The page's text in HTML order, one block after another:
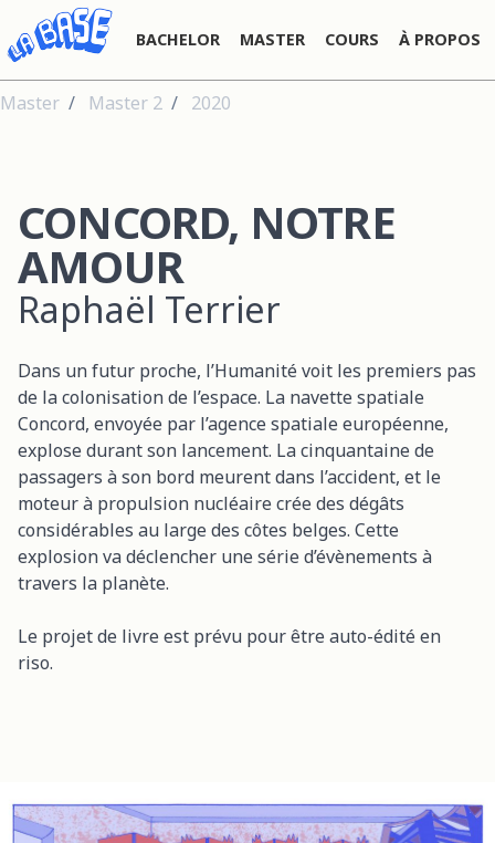
BACHELOR MASTER COURS À PROPOS
Master Master 2 2020
CONCORD, NOTRE
AMOUR
Raphaël Terrier
Dans un futur proche, l’Humanité voit les premiers pas
de la colonisation de l’espace. La navette spatiale
Concord, envoyée par l’agence spatiale européenne,
explose durant son lancement. La cinquantaine de
passagers à son bord meurent dans l’accident, et le
moteur à propulsion nucléaire crée des dégâts
considérables au large des côtes belges. Cette
explosion va déclencher une série d’évènements à
travers la planète.
Le projet de livre est prévu pour être auto-édité en
riso.